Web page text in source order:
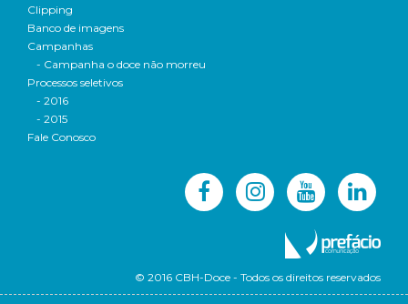
Clipping
Banco de imagens
Campanhas
- Campanha o doce não morreu
Processos seletivos
- 2016
- 2015
Fale Conosco
© 2016 CBH-Doce - Todos os direitos reservados